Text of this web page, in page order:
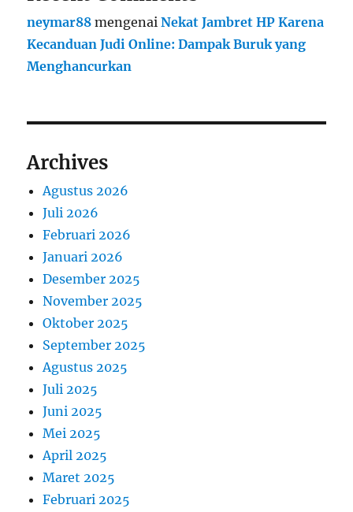
neymar88 mengenaiNekat Jambret HP Karena
Kecanduan Judi Online: Dampak Buruk yang
Menghancurkan
Archives
Agustus 2026
Juli 2026
Februari 2026
Januari 2026
Desember 2025
November 2025
Oktober 2025
September 2025
Agustus 2025
Juli 2025
Juni 2025
Mei 2025
April 2025
Maret 2025
Februari 2025